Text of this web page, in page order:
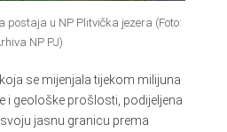
postaja u NP Plitvička jezera (Foto:
NP PJ)
se mijenjala tijekom milijuna
i geološke prošlosti, podijeljena
jasnu granicu prema